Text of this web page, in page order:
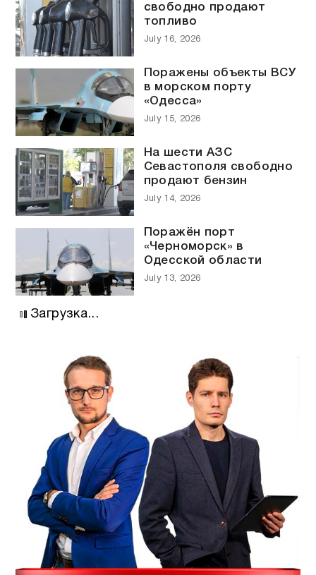
свободно продают
топливо
July 16, 2026
Поражены объекты ВСУ
в морском порту
«Одесса»
July 15, 2026
На шести АЗС
Севастополя свободно
продают бензин
July 14, 2026
Поражён порт
«Черноморск» в
Одесской области
July 13, 2026
Загрузка...